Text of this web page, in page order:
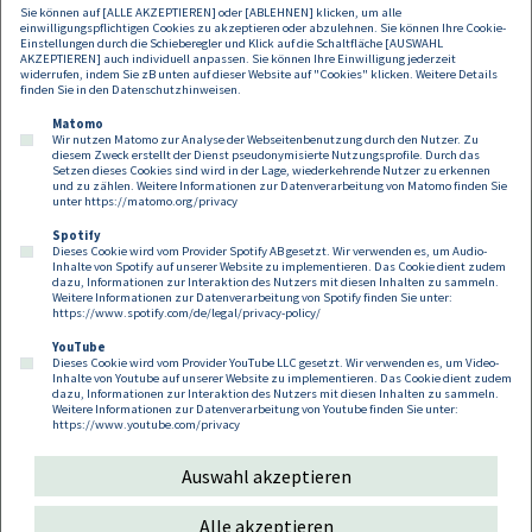
Footer
Kontakt Datenschutz
Impressum
Compliance
Cookies
Sie können auf [ALLE AKZEPTIEREN] oder [ABLEHNEN] klicken, um alle
einwilligungspflichtigen Cookies zu akzeptieren oder abzulehnen. Sie können Ihre Cookie-
Einstellungen durch die Schieberegler und Klick auf die Schaltfläche [AUSWAHL
AKZEPTIEREN] auch individuell anpassen. Sie können Ihre Einwilligung jederzeit
widerrufen, indem Sie zB unten auf dieser Website auf "Cookies" klicken. Weitere Details
finden Sie in den Datenschutzhinweisen.
Matomo
Wir nutzen Matomo zur Analyse der Webseitenbenutzung durch den Nutzer. Zu
diesem Zweck erstellt der Dienst pseudonymisierte Nutzungsprofile. Durch das
Setzen dieses Cookies sind wird in der Lage, wiederkehrende Nutzer zu erkennen
und zu zählen. Weitere Informationen zur Datenverarbeitung von Matomo finden Sie
unter https://matomo.org/privacy
Spotify
Dieses Cookie wird vom Provider Spotify AB gesetzt. Wir verwenden es, um Audio-
Inhalte von Spotify auf unserer Website zu implementieren. Das Cookie dient zudem
dazu, Informationen zur Interaktion des Nutzers mit diesen Inhalten zu sammeln.
Weitere Informationen zur Datenverarbeitung von Spotify finden Sie unter:
https://www.spotify.com/de/legal/privacy-policy/
YouTube
Dieses Cookie wird vom Provider YouTube LLC gesetzt. Wir verwenden es, um Video-
Inhalte von Youtube auf unserer Website zu implementieren. Das Cookie dient zudem
dazu, Informationen zur Interaktion des Nutzers mit diesen Inhalten zu sammeln.
Weitere Informationen zur Datenverarbeitung von Youtube finden Sie unter:
https://www.youtube.com/privacy
Auswahl akzeptieren
Alle akzeptieren
Follow us on:
Copyright 2026